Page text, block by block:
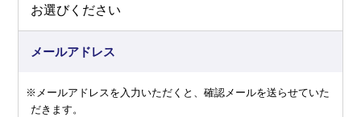
お選びください
メールアドレス
※メールアドレスを入力いただくと、確認メールを送らせていた
だきます。